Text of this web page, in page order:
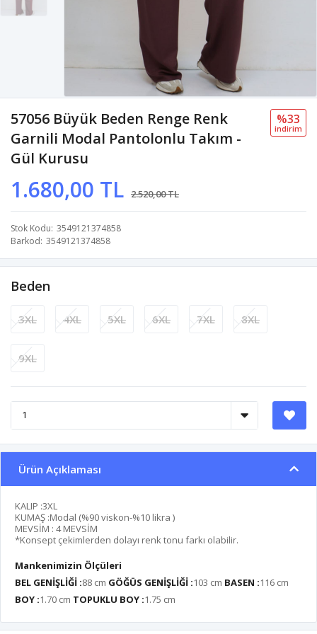
57056 Büyük Beden Renge Renk
Garnili Modal Pantolonlu Takım -
Gül Kurusu
1.680,00 TL 2.520,00 TL
%33
i̇ndi̇ri̇m
Stok Kodu 3549121374858
Barkod 3549121374858
Beden
3XL 4XL 5XL 6XL 7XL 8XL
9XL
Ürün Açıklaması
KALIP :3XL
KUMAŞ :Modal (%90 viskon-%10 likra )
MEVSİM : 4 MEVSİM
*Konsept çekimlerden dolayı renk tonu farkı olabilir.
Mankenimizin Ölçüleri
BEL GENİŞLİĞİ :88 cm GÖĞÜS GENİŞLİĞİ :103 cm BASEN :116 cm
BOY :1.70 cm TOPUKLU BOY :1.75 cm